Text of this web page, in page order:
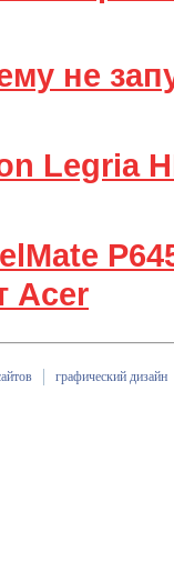
не
Legria
Acer
графический дизайн